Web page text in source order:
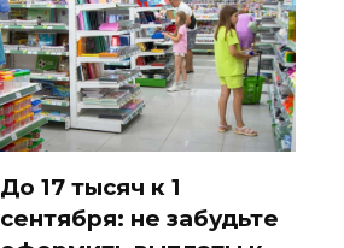
До 17 тысяч к 1
сентября: не забудьте